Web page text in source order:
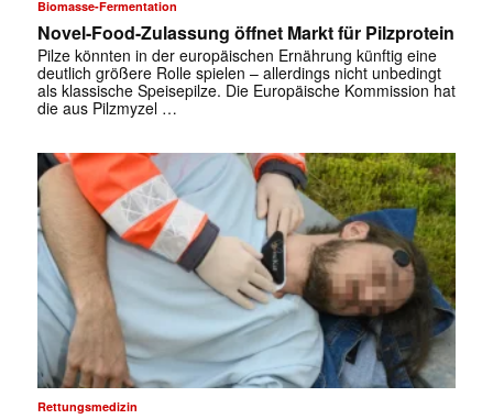
Biomasse-Fermentation
Novel-Food-Zulassung öffnet Markt für Pilzprotein
Pilze könnten in der europäischen Ernährung künftig eine
deutlich größere Rolle spielen – allerdings nicht unbedingt
als klassische Speisepilze. Die Europäische Kommission hat
die aus Pilzmyzel …
Rettungsmedizin